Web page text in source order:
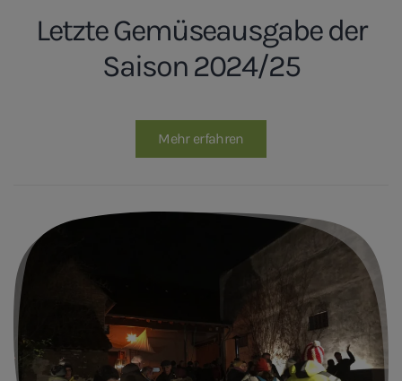
Letzte Gemüseausgabe der
Saison 2024/25
Mehr erfahren